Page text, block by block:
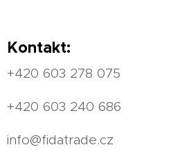
Kontakt:
+420 603 278 075
+420 603 240 686
info@fidatrade.cz